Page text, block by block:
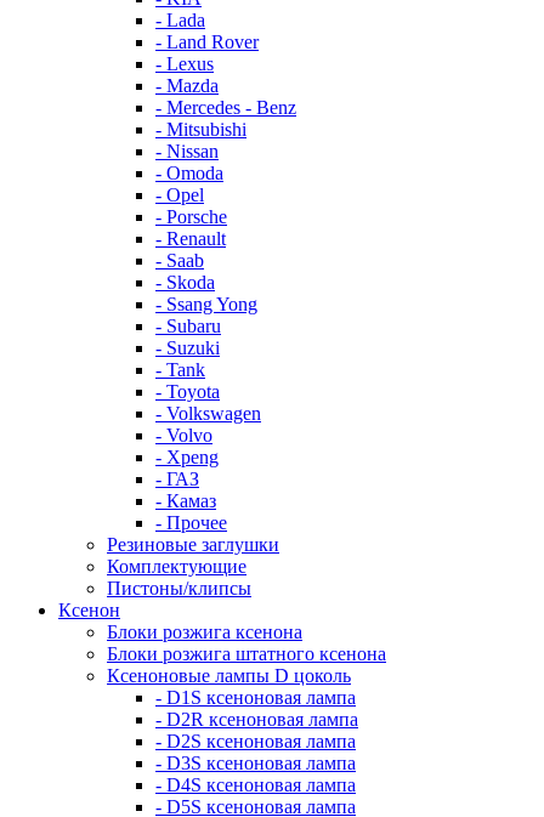
- Lada
- Land Rover
- Lexus
- Mazda
- Mercedes - Benz
- Mitsubishi
- Nissan
- Omoda
- Opel
- Porsche
- Renault
- Saab
- Skoda
- Ssang Yong
- Subaru
- Suzuki
- Tank
- Toyota
- Volkswagen
- Volvo
- Xpeng
- ГАЗ
- Камаз
- Прочее
Резиновые заглушки
Комплектующие
Пистоны/клипсы
Ксенон
Блоки розжига ксенона
Блоки розжига штатного ксенона
Ксеноновые лампы D цоколь
- D1S ксеноновая лампа
- D2R ксеноновая лампа
- D2S ксеноновая лампа
- D3S ксеноновая лампа
- D4S ксеноновая лампа
- D5S ксеноновая лампа